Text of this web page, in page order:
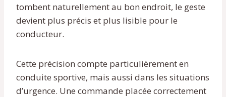
tombent naturellement au bon endroit, le geste
devient plus précis et plus lisible pour le
conducteur.
Cette précision compte particulièrement en
conduite sportive, mais aussi dans les situations
d’urgence. Une commande placée correctement